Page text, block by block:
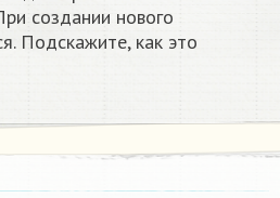
создании нового
Подскажите, как это